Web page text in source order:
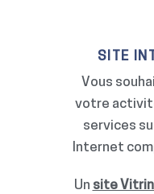
SITE
Vous
votre
services
Internet
Un site